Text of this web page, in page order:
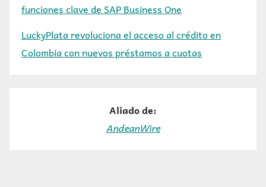
funciones clave de SAP Business One
LuckyPlata revoluciona el acceso al crédito en
Colombia con nuevos préstamos a cuotas
Aliado de:
AndeanWire